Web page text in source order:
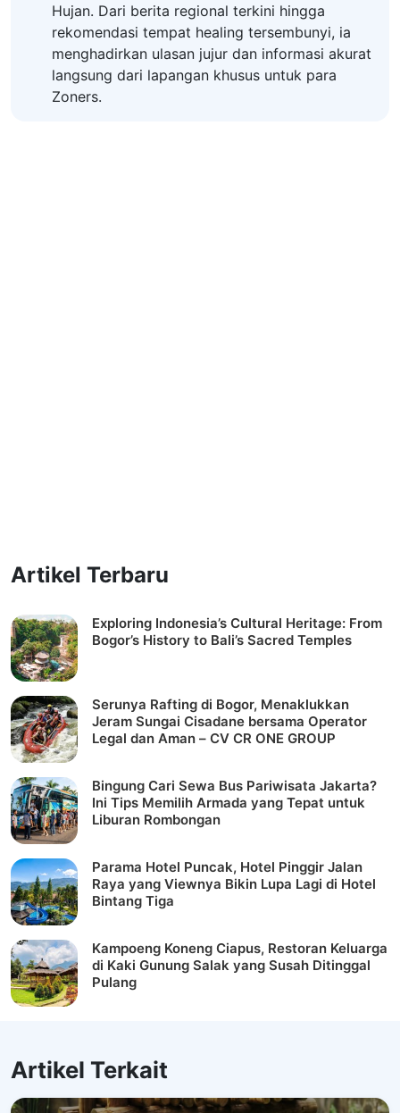
Hujan. Dari berita regional terkini hingga
rekomendasi tempat healing tersembunyi, ia
menghadirkan ulasan jujur dan informasi akurat
langsung dari lapangan khusus untuk para
Zoners.
Artikel Terbaru
Exploring Indonesia’s Cultural Heritage: From
Bogor’s History to Bali’s Sacred Temples
Serunya Rafting di Bogor, Menaklukkan
Jeram Sungai Cisadane bersama Operator
Legal dan Aman – CV CR ONE GROUP
Bingung Cari Sewa Bus Pariwisata Jakarta?
Ini Tips Memilih Armada yang Tepat untuk
Liburan Rombongan
Parama Hotel Puncak, Hotel Pinggir Jalan
Raya yang Viewnya Bikin Lupa Lagi di Hotel
Bintang Tiga
Kampoeng Koneng Ciapus, Restoran Keluarga
di Kaki Gunung Salak yang Susah Ditinggal
Pulang
Artikel Terkait